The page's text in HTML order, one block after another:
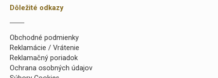
Dôležité odkazy
Obchodné podmienky
Reklamácie / Vrátenie
Reklamačný poriadok
Ochrana osobných údajov